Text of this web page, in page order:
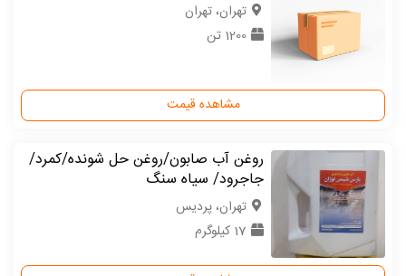
تهران، تهران
1200 تن
مشاهده قیمت
روغن آب صابون/روغن حل شونده/کمرد/
جاجرود/ سیاه سنگ
تهران، پردیس
17 کیلوگرم